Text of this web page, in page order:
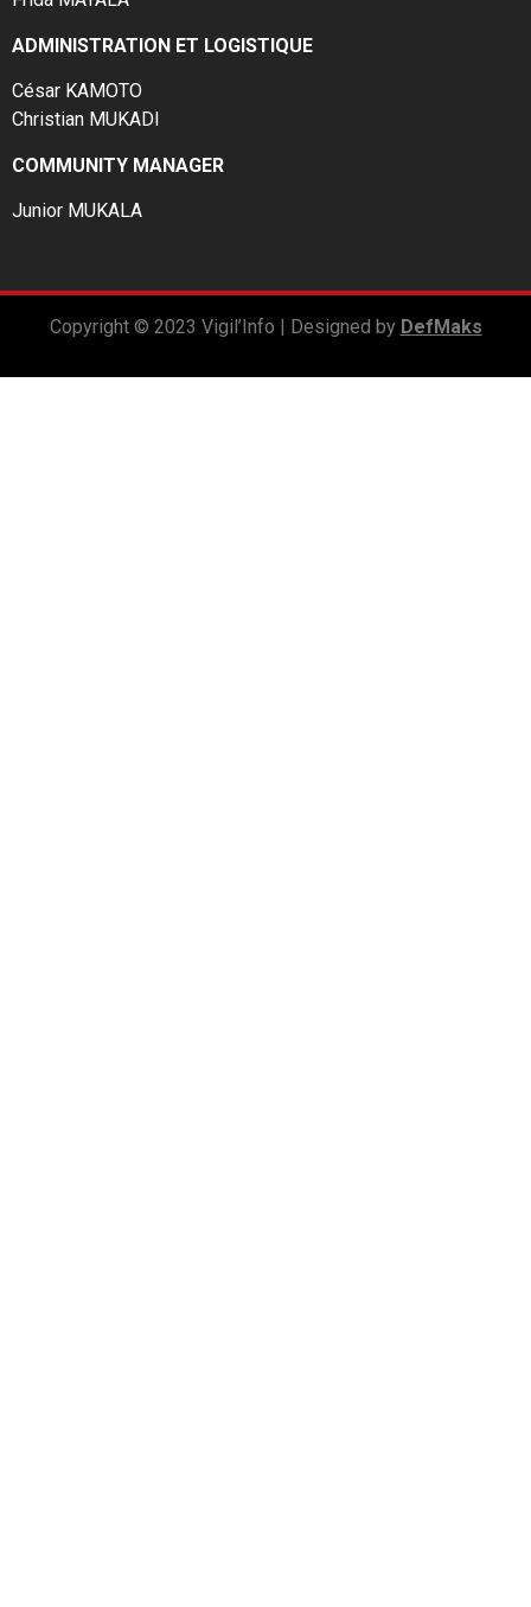
ADMINISTRATION ET LOGISTIQUE
César KAMOTO
Christian MUKADI
COMMUNITY MANAGER
Junior MUKALA
Copyright © 2023 Vigil’Info | Designed by DefMaks